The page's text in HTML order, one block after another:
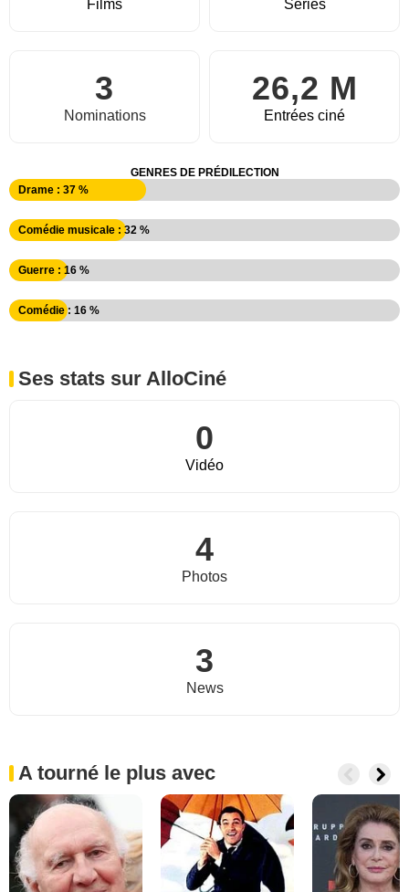
Films Séries
3
Nominations
26,2 M
Entrées ciné
GENRES DE PRÉDILECTION
Drame : 37 %
Comédie musicale : 32 %
Guerre : 16 %
Comédie : 16 %
Ses stats sur AlloCiné
0
Vidéo
4
Photos
3
News
A tourné le plus avec